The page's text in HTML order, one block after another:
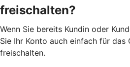
freischalten?
Wenn Sie bereits Kundin oder
Sie Ihr Konto auch einfach für das
freischalten.